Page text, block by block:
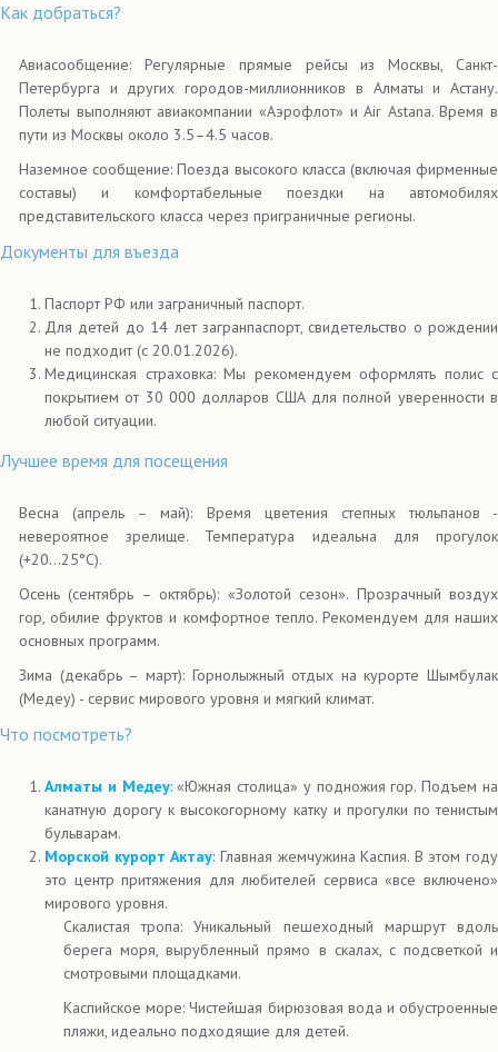
Как добраться?
Авиасообщение: Регулярные прямые рейсы из Москвы, Санкт-
Петербурга и других городов-миллионников в Алматы и Астану.
Полеты выполняют авиакомпании «Аэрофлот» и Air Astana. Время в
пути из Москвы около 3.5–4.5 часов.
Наземное сообщение: Поезда высокого класса (включая фирменные
составы) и комфортабельные поездки на автомобилях
представительского класса через приграничные регионы.
Документы для въезда
Паспорт РФ или заграничный паспорт.
Для детей до 14 лет загранпаспорт, свидетельство о рождении
не подходит (с 20.01.2026).
Медицинская страховка: Мы рекомендуем оформлять полис с
покрытием от 30 000 долларов США для полной уверенности в
любой ситуации.
Лучшее время для посещения
Весна (апрель – май): Время цветения степных тюльпанов -
невероятное зрелище. Температура идеальна для прогулок
(+20...25°C).
Осень (сентябрь – октябрь): «Золотой сезон». Прозрачный воздух
гор, обилие фруктов и комфортное тепло. Рекомендуем для наших
основных программ.
Зима (декабрь – март): Горнолыжный отдых на курорте Шымбулак
(Медеу) - сервис мирового уровня и мягкий климат.
Что посмотреть?
Алматы и Медеу: «Южная столица» у подножия гор. Подъем на
канатную дорогу к высокогорному катку и прогулки по тенистым
бульварам.
Морской курорт Актау: Главная жемчужина Каспия. В этом году
это центр притяжения для любителей сервиса «все включено»
мирового уровня.
Скалистая тропа: Уникальный пешеходный маршрут вдоль
берега моря, вырубленный прямо в скалах, с подсветкой и
смотровыми площадками.
Каспийское море: Чистейшая бирюзовая вода и обустроенные
пляжи, идеально подходящие для детей.